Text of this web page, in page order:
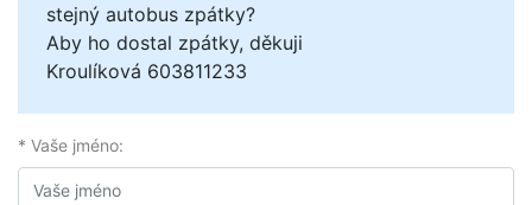
stejný autobus zpátky?
Aby ho dostal zpátky, děkuji
Kroulíková 603811233
* Vaše jméno: